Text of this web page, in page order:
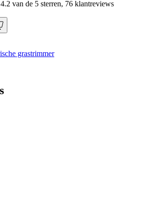
van de 5 sterren, 76 klantreviews
grastrimmer